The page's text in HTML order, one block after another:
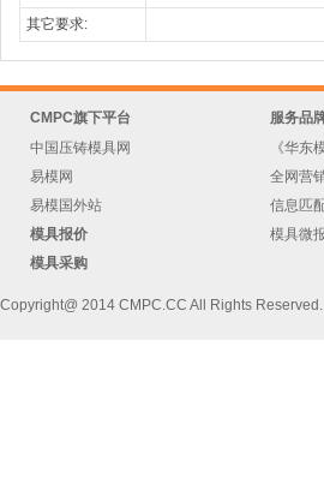
其它要求:
CMPC旗下平台
中国压铸模具网
易模网
易模国外站
模具报价
模具采购
服务品
《华东
全网营
信息匹
模具微
Copyright@ 2014 CMPC.CC All Rights Reserved.